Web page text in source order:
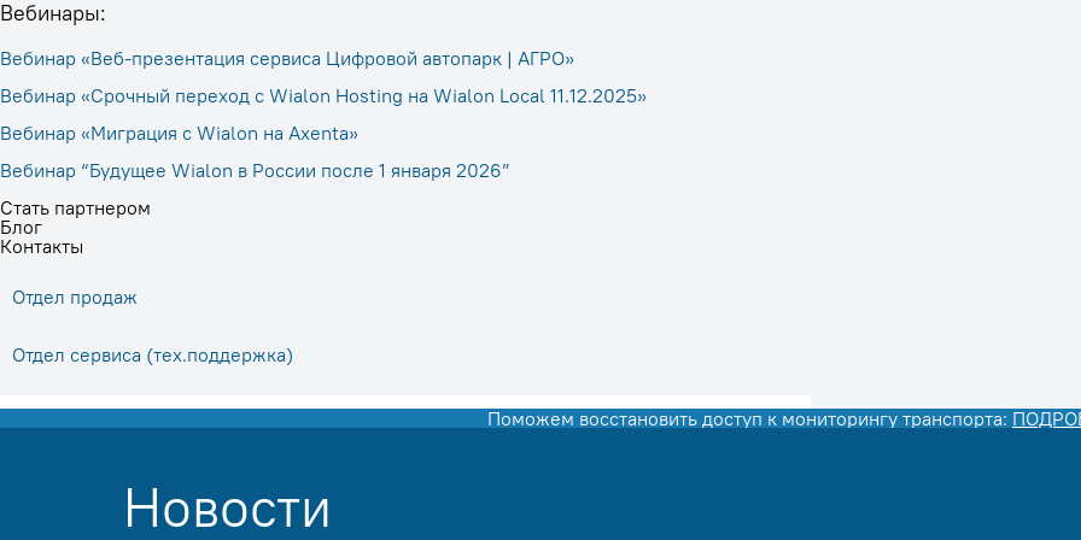
Вебинары:
Вебинар «Веб-презентация сервиса Цифровой автопарк | АГРО»
Вебинар «Срочный переход с Wialon Hosting на Wialon Local 11.12.2025»
Вебинар «Миграция с Wialon на Axenta»
Вебинар “Будущее Wialon в России после 1 января 2026”
Стать партнером
Блог
Контакты
Отдел продаж
Отдел сервиса (тех.поддержка)
Поможем восстановить доступ к мониторингу транспорта:
Новости